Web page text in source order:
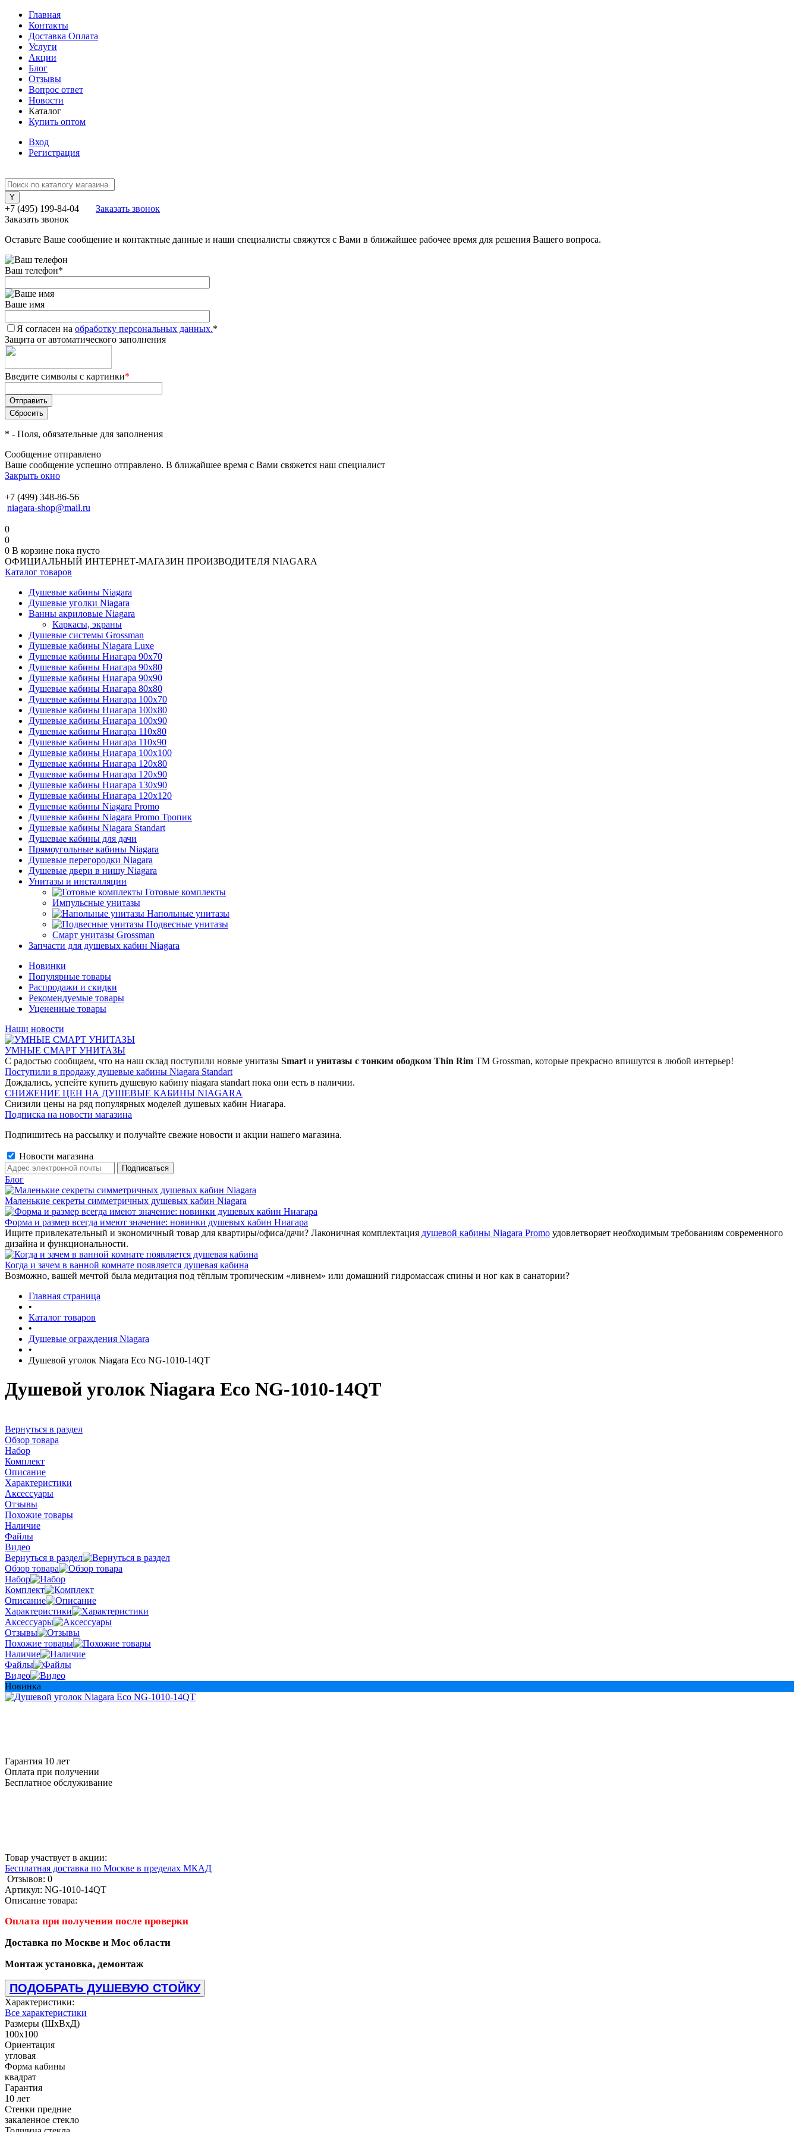
Главная
Контакты
Доставка Оплата
Услуги
Акции
Блог
Отзывы
Вопрос ответ
Новости
Каталог
Купить оптом
Вход
Регистрация
+7 (495) 199-84-04
Заказать звонок
Заказать звонок
Оставьте Ваше сообщение и контактные данные и наши специалисты свяжутся с Вами в ближайшее рабочее время для решения Вашего вопроса.
Ваш телефон*
Ваше имя
Я согласен на обработку персональных данных.*
Защита от автоматического заполнения
Введите символы с картинки*
* - Поля, обязательные для заполнения
Сообщение отправлено
Ваше сообщение успешно отправлено. В ближайшее время с Вами свяжется наш специалист
Закрыть окно
+7 (499) 348-86-56
niagara-shop@mail.ru
0
0
0 В корзине пока пусто
ОФИЦИАЛЬНЫЙ ИНТЕРНЕТ-МАГАЗИН ПРОИЗВОДИТЕЛЯ NIAGARA
Каталог товаров
Душевые кабины Niagara
Душевые уголки Niagara
Ванны акриловые Niagara
Каркасы, экраны
Душевые системы Grossman
Душевые кабины Niagara Luxe
Душевые кабины Ниагара 90x70
Душевые кабины Ниагара 90x80
Душевые кабины Ниагара 90x90
Душевые кабины Ниагара 80x80
Душевые кабины Ниагара 100x70
Душевые кабины Ниагара 100x80
Душевые кабины Ниагара 100x90
Душевые кабины Ниагара 110x80
Душевые кабины Ниагара 110x90
Душевые кабины Ниагара 100x100
Душевые кабины Ниагара 120x80
Душевые кабины Ниагара 120x90
Душевые кабины Ниагара 130x90
Душевые кабины Ниагара 120x120
Душевые кабины Niagara Promo
Душевые кабины Niagara Promo Тропик
Душевые кабины Niagara Standart
Душевые кабины для дачи
Прямоугольные кабины Niagara
Душевые перегородки Niagara
Душевые двери в нишу Niagara
Унитазы и инсталляции
Готовые комплекты
Импульсные унитазы
Напольные унитазы
Подвесные унитазы
Смарт унитазы Grossman
Запчасти для душевых кабин Niagara
Новинки
Популярные товары
Распродажи и скидки
Рекомендуемые товары
Уцененные товары
Наши новости
УМНЫЕ СМАРТ УНИТАЗЫ
С радостью сообщаем, что на наш склад поступили новые унитазы Smart и унитазы с тонким ободком Thin Rim TM Grossman, которые прекрасно впишутся в любой интерьер!
Поступили в продажу душевые кабины Niagara Standart
Дождались, успейте купить душевую кабину niagara standart пока они есть в наличии.
СНИЖЕНИЕ ЦЕН НА ДУШЕВЫЕ КАБИНЫ NIAGARA
Снизили цены на ряд популярных моделей душевых кабин Ниагара.
Подписка на новости магазина
Подпишитесь на рассылку и получайте свежие новости и акции нашего магазина.
Новости магазина
Блог
Маленькие секреты симметричных душевых кабин Niagara
Форма и размер всегда имеют значение: новинки душевых кабин Ниагара
Ищите привлекательный и экономичный товар для квартиры/офиса/дачи? Лаконичная комплектация душевой кабины Niagara Promo удовлетворяет необходимым требованиям современного
дизайна и функциональности.
Когда и зачем в ванной комнате появляется душевая кабина
Возможно, вашей мечтой была медитация под тёплым тропическим «ливнем» или домашний гидромассаж спины и ног как в санатории?
Главная страница
•
Каталог товаров
•
Душевые ограждения Niagara
•
Душевой уголок Niagara Eco NG-1010-14QT
Душевой уголок Niagara Eco NG-1010-14QT
Вернуться в раздел
Обзор товара
Набор
Комплект
Описание
Характеристики
Аксессуары
Отзывы
Похожие товары
Наличие
Файлы
Видео
Вернуться в раздел
Обзор товара
Набор
Комплект
Описание
Характеристики
Аксессуары
Отзывы
Похожие товары
Наличие
Файлы
Видео
Новинка
Гарантия 10 лет
Оплата при получении
Бесплатное обслуживание
Товар участвует в акции:
Бесплатная доставка по Москве в пределах МКАД
Отзывов: 0
Артикул: NG-1010-14QT
Описание товара:
Оплата при получении после проверки
Доставка по Москве и Мос области
Монтаж установка, демонтаж
ПОДОБРАТЬ ДУШЕВУЮ СТОЙКУ
Характеристики:
Все характеристики
Размеры (ШхВхД)
100x100
Ориентация
угловая
Форма кабины
квадрат
Гарантия
10 лет
Стенки предние
закаленное стекло